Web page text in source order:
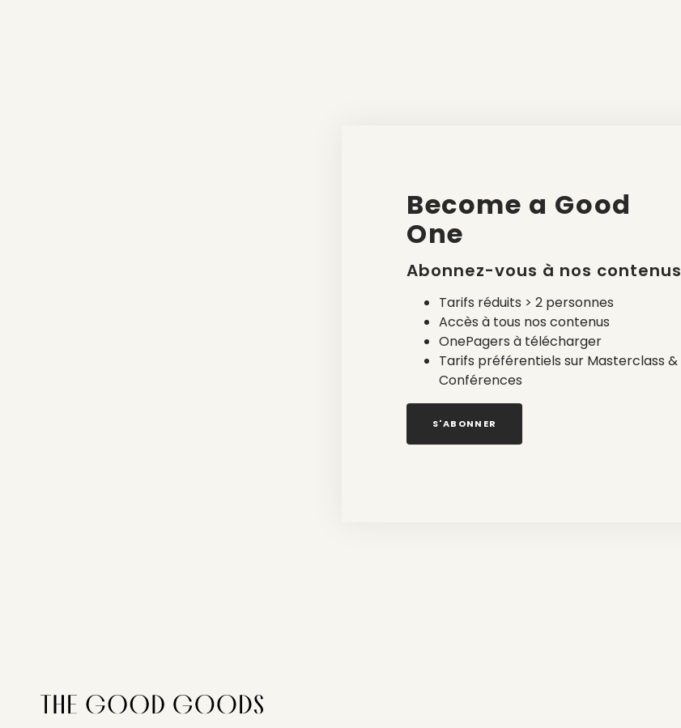
Become a Good
One
Abonnez-vous à nos contenus
Tarifs réduits > 2 personnes
Accès à tous nos contenus
OnePagers à télécharger
Tarifs préférentiels sur Masterclass &
Conférences
S'ABONNER